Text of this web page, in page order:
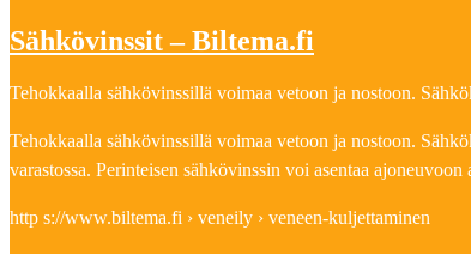
Sähkövinssit – Biltema.fi
Tehokkaalla sähkövinssillä voimaa vetoon ja nostoon.
Tehokkaalla sähkövinssillä voimaa vetoon ja nostoon.
varastossa. Perinteisen sähkövinssin voi asentaa
http s://www.biltema.fi › veneily › veneen-kuljettaminen